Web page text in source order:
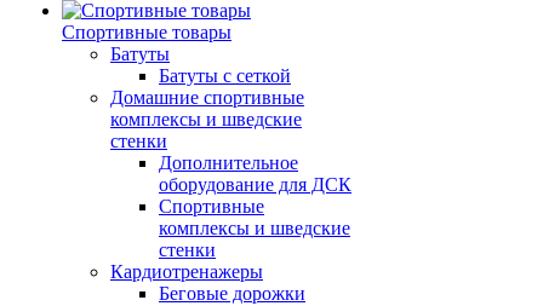
Спортивные товары
Батуты
Батуты с сеткой
Домашние спортивные
комплексы и шведские
стенки
Дополнительное
оборудование для ДСК
Спортивные
комплексы и шведские
стенки
Кардиотренажеры
Беговые дорожки